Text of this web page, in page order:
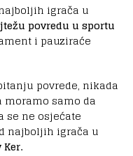
igrača u
povredu u sportu
i pauziraće
povrede, nikada
moramo samo da
se ne osjećate
najboljih igrača u